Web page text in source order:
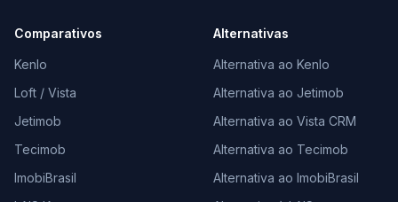
Comparativos
Kenlo
Loft / Vista
Jetimob
Tecimob
ImobiBrasil
Alternativas
Alternativa ao Kenlo
Alternativa ao Jetimob
Alternativa ao Vista CRM
Alternativa ao Tecimob
Alternativa ao ImobiBrasil